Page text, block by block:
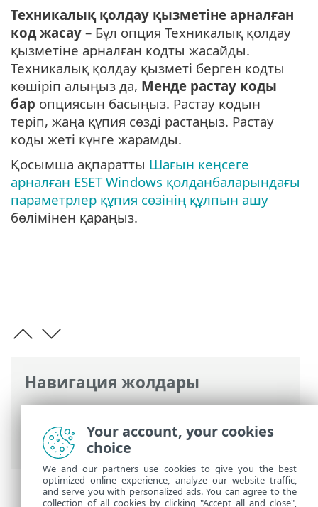
Навигация жолдары
ESET онлайн анықтамасы>ESET Safe
Server> ЖҚС> Кеңейтілген орнату
құлпын ашу әдісі
Техникалық қолдау қызметіне арналған
код жасау – Бұл опция Техникалық қолдау
қызметіне арналған кодты жасайды.
Техникалық қолдау қызметі берген кодты
көшіріп алыңыз да, Менде растау коды
бар опциясын басыңыз. Растау кодын
теріп, жаңа құпия сөзді растаңыз. Растау
коды жеті күнге жарамды.
Қосымша ақпаратты Шағын кеңсеге
арналған ESET Windows қолданбаларындағы
параметрлер құпия сөзінің құлпын ашу
бөлімінен қараңыз.
Your account, your cookies
choice
We and our partners use cookies to give you the best
optimized online experience, analyze our website traffic,
and serve you with personalized ads. You can agree to the
collection of all cookies by clicking "Accept all and close",